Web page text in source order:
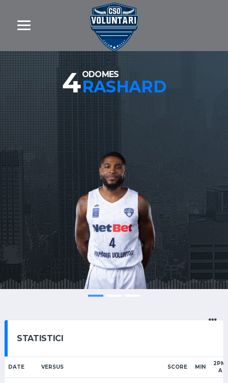
4 ODOMES
RASHARD
STATISTICI
DATE VERSUS SCORE MIN
2PM-
A